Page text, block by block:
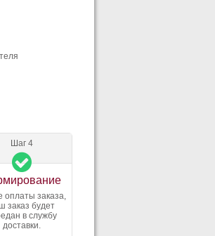
Шаг 4
оплаты заказа,
заказ будет
в службу
доставки.